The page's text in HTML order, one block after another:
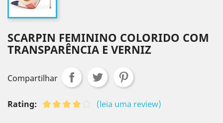
SCARPIN FEMININO COLORIDO COM
TRANSPARÊNCIA E VERNIZ
Compartilhar
Rating: (leia uma review)